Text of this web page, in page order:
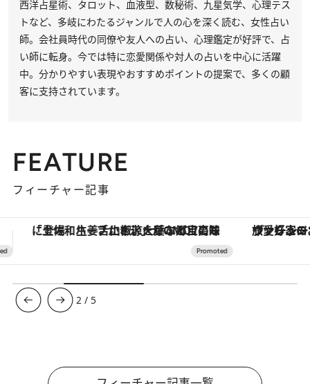
西洋占星術、タロット、血液型、数秘術、九星気学、心理テス
トなど、多岐にわたるジャンルで人の心を深く読む、女性占い
師。会社員時代の同僚や友人への占い、心理鑑定が好評で、占
い師に転身。今では特に恋愛関係や対人の占いを中心に活躍
中。分かりやすい表現やおすすめポイントの提案で、多くの顧
客に支持されています。
FEATURE
フィーチャー記事
ヴァシュロン・コンスタンタン「オーヴァーシーズ・オートマティック」。旅愛好家のお気に入りコレクションから、ジェンダーレスな新作が登場 【銀座で出合う最旬美容】美髪ケアや上質
3 / 5